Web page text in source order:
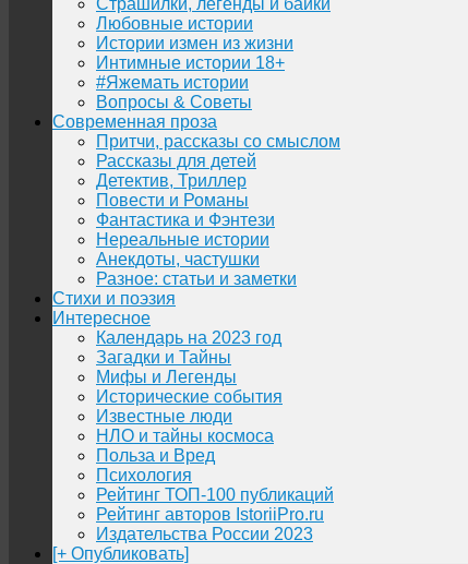
Страшилки, легенды и байки
Любовные истории
Истории измен из жизни
Интимные истории 18+
#Яжемать истории
Вопросы & Советы
Современная проза
Притчи, рассказы со смыслом
Рассказы для детей
Детектив, Триллер
Повести и Романы
Фантастика и Фэнтези
Нереальные истории
Анекдоты, частушки
Разное: статьи и заметки
Стихи и поэзия
Интересное
Календарь на 2023 год
Загадки и Тайны
Мифы и Легенды
Исторические события
Известные люди
НЛО и тайны космоса
Польза и Вред
Психология
Рейтинг ТОП-100 публикаций
Рейтинг авторов IstoriiPro.ru
Издательства России 2023
[+ Опубликовать]